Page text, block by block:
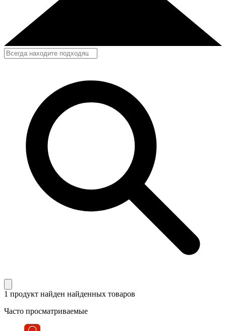
1 продукт найден найденных товаров
Часто просматриваемые